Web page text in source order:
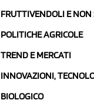
FRUTTIVENDOLI E NON
POLITICHE AGRICOLE
TREND E MERCATI
INNOVAZIONI,
BIOLOGICO